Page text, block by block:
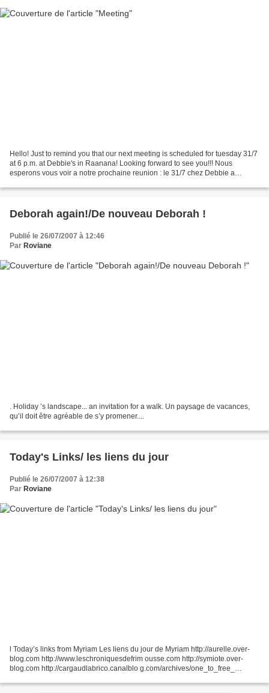
Hello! Just to remind you that our next meeting is scheduled for tuesday 31/7
at 6 p.m. at Debbie's in Raanana! Looking forward to see you!!! Nous
esperons vous voir a notre prochaine reunion : le 31/7 chez Debbie a
Deborah again!/De nouveau Deborah !
Publié le 26/07/2007 à 12:46
Par Roviane
. Holiday ’s landscape... an invitation for a walk. Un paysage de vacances,
qu’il doit être agréable de s’y promener....
Today's Links/ les liens du jour
Publié le 26/07/2007 à 12:38
Par Roviane
l Today’s links from Myriam Les liens du jour de Myriam http://aurelle.over-
blog.com http://www.leschroniquesdefrim ousse.com http://symiote.over-
blog.com http://cargaudlabrico.canalblo g.com/archives/one_to_free_